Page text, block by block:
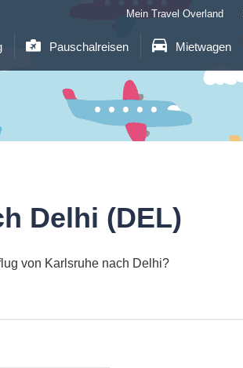
Pauschalreisen Mietwagen
Mein Travel Overland
Delhi (DEL)
von Karlsruhe nach Delhi?